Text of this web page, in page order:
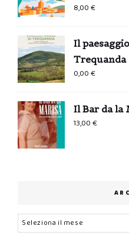
8,00€
Il
Trequanda
0,00€
Il Bar da la
13,00€
Archivi